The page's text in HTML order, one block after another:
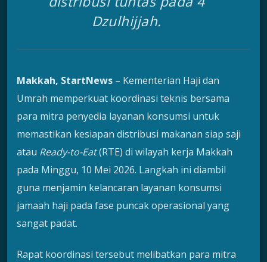
Dzulhijjah.
Makkah, StartNews – Kementerian Haji dan
Umrah memperkuat koordinasi teknis bersama
para mitra penyedia layanan konsumsi untuk
memastikan kesiapan distribusi makanan siap saji
atau Ready-to-Eat(RTE) di wilayah kerja Makkah
pada Minggu, 10 Mei 2026. Langkah ini diambil
guna menjamin kelancaran layanan konsumsi
jamaah haji pada fase puncak operasional yang
sangat padat.
Rapat koordinasi tersebut melibatkan para mitra